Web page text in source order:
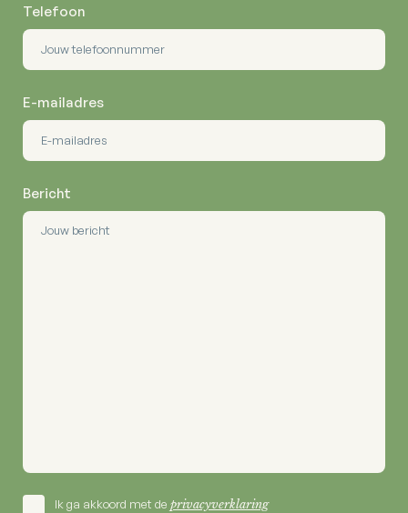
Telefoon
E-mailadres
Bericht
Ik ga akkoord met de privacyverklaring